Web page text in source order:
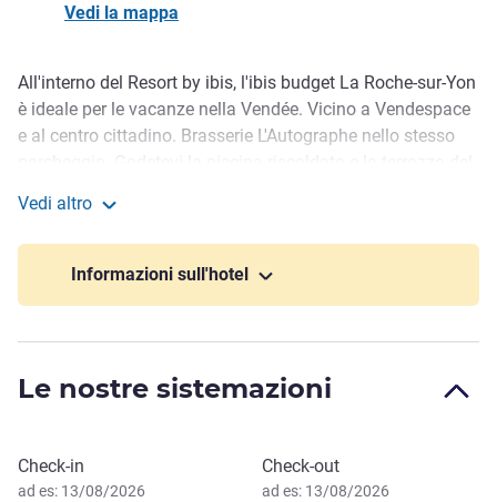
Vedi la mappa
Descrizione
All'interno del Resort by ibis, l'ibis budget La Roche-sur-Yon
è ideale per le vacanze nella Vendée. Vicino a Vendespace
e al centro cittadino. Brasserie L'Autographe nello stesso
camera Superior per un massimo di 5 persone. Colazione a
buffet a volontà. Perfetto per scoprire Les Sables d'Olonne,
Puy du Fou e le gemme della regione. Il nostro hotel ha
L'intero team dell'ibis budget e della Brasserie L'Autografe
La Roche sur Yon sarà lieto di darvi il benvenuto. Matthieu
PARENT.
Vedi altro
Informazioni sull'hotel
Le nostre sistemazioni
Prenota questo hotel
Check-in
ad es: 13/08/2026
Check-out
ad es: 13/08/2026